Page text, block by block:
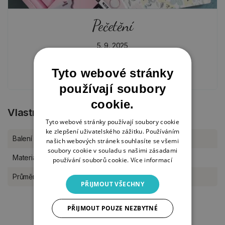
Pečetění
5. 9. 2025
AKTUALITY
Vlastnosti produktu
Balení kus
Materiál mosaz
Průměr 2 cm
Tyto webové stránky
používají soubory
cookie.
Tyto webové stránky používají soubory cookie
ke zlepšení uživatelského zážitku. Používáním
našich webových stránek souhlasíte se všemi
soubory cookie v souladu s našimi zásadami
používání souborů cookie. Více informací
PŘIJMOUT VŠECHNY
PŘIJMOUT POUZE NEZBYTNÉ